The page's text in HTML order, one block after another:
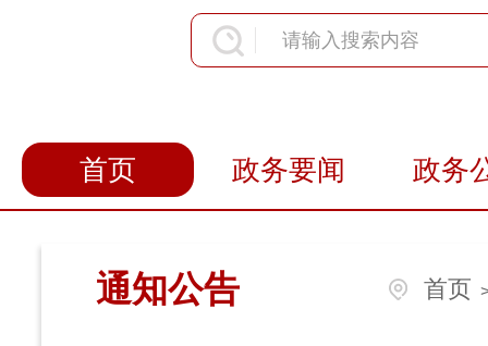
首页 政务要闻
政务
通知公告 首页